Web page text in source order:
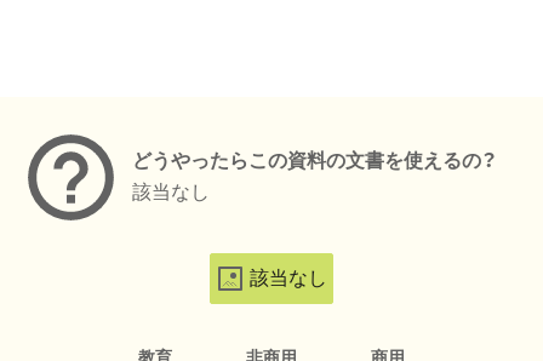
どうやったらこの資料の文書を使えるの？
該当なし
該当なし